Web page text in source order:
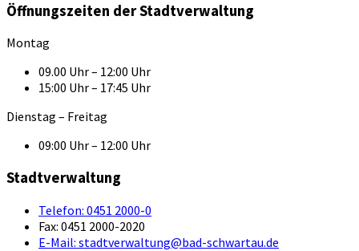
Öffnungszeiten der Stadtverwaltung
Montag
09.00 Uhr – 12:00 Uhr
15:00 Uhr – 17:45 Uhr
Dienstag – Freitag
09:00 Uhr – 12:00 Uhr
Stadtverwaltung
Telefon: 0451 2000-0
Fax: 0451 2000-2020
E-Mail: stadtverwaltung@bad-schwartau.de